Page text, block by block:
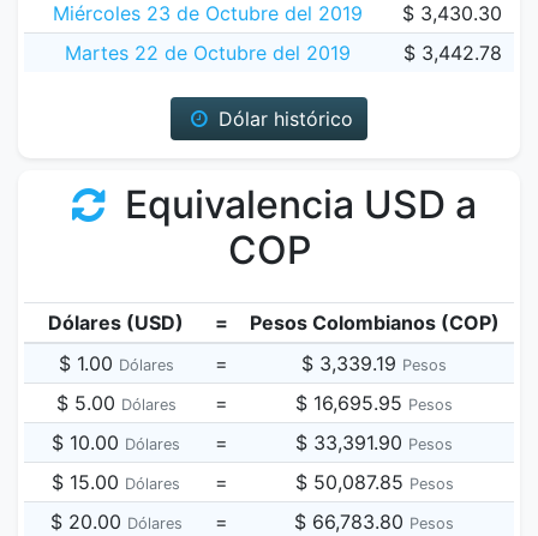
Miércoles 23 de Octubre del 2019
$ 3,430.30
Martes 22 de Octubre del 2019
$ 3,442.78
Dólar histórico
Equivalencia USD a
COP
Dólares (USD) =
Pesos Colombianos (COP)
$ 1.00 Dólares = $ 3,339.19 Pesos
$ 5.00 Dólares = $ 16,695.95 Pesos
$ 10.00 Dólares = $ 33,391.90 Pesos
$ 15.00 Dólares = $ 50,087.85 Pesos
$ 20.00 Dólares = $ 66,783.80 Pesos